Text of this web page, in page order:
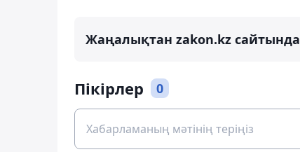
Жаңалықтан zakon.kz
Пікірлер 0